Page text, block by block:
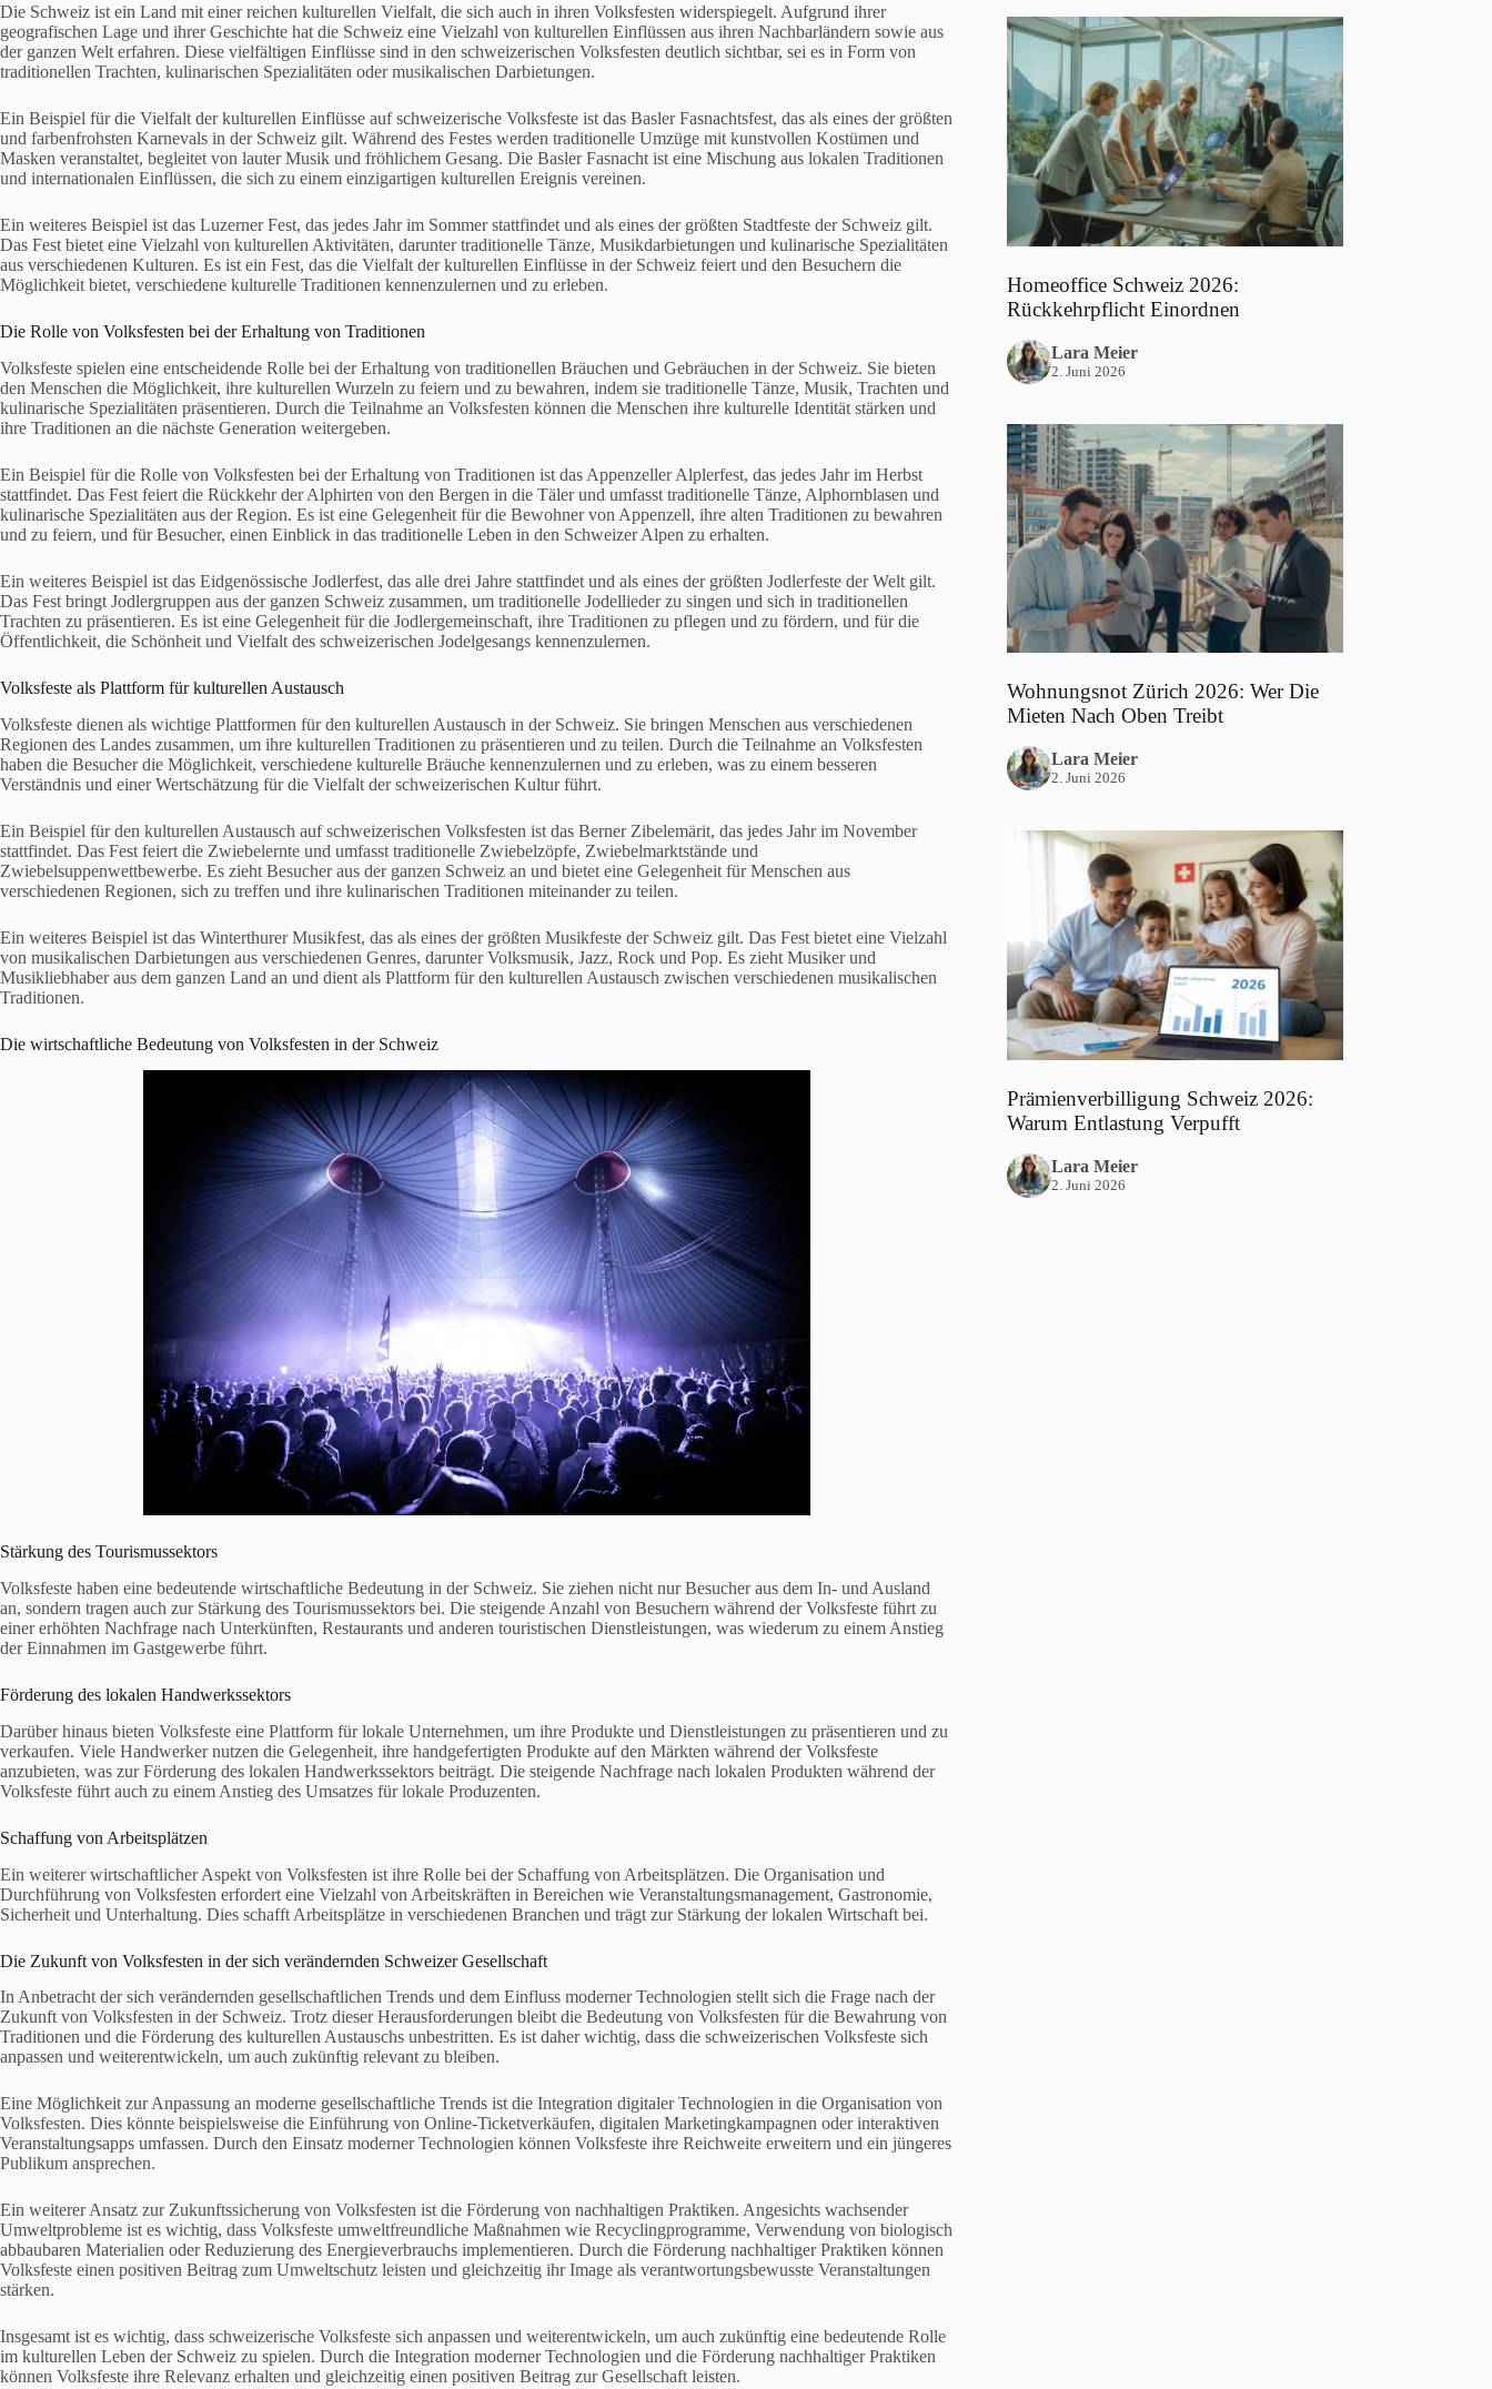
Die Schweiz ist ein Land mit einer reichen kulturellen Vielfalt, die sich auch in ihren Volksfesten widerspiegelt. Aufgrund ihrer
geografischen Lage und ihrer Geschichte hat die Schweiz eine Vielzahl von kulturellen Einflüssen aus ihren Nachbarländern sowie aus
der ganzen Welt erfahren. Diese vielfältigen Einflüsse sind in den schweizerischen Volksfesten deutlich sichtbar, sei es in Form von
traditionellen Trachten, kulinarischen Spezialitäten oder musikalischen Darbietungen.
Ein Beispiel für die Vielfalt der kulturellen Einflüsse auf schweizerische Volksfeste ist das Basler Fasnachtsfest, das als eines der größten
und farbenfrohsten Karnevals in der Schweiz gilt. Während des Festes werden traditionelle Umzüge mit kunstvollen Kostümen und
Masken veranstaltet, begleitet von lauter Musik und fröhlichem Gesang. Die Basler Fasnacht ist eine Mischung aus lokalen Traditionen
und internationalen Einflüssen, die sich zu einem einzigartigen kulturellen Ereignis vereinen.
Ein weiteres Beispiel ist das Luzerner Fest, das jedes Jahr im Sommer stattfindet und als eines der größten Stadtfeste der Schweiz gilt.
Das Fest bietet eine Vielzahl von kulturellen Aktivitäten, darunter traditionelle Tänze, Musikdarbietungen und kulinarische Spezialitäten
aus verschiedenen Kulturen. Es ist ein Fest, das die Vielfalt der kulturellen Einflüsse in der Schweiz feiert und den Besuchern die
Möglichkeit bietet, verschiedene kulturelle Traditionen kennenzulernen und zu erleben.
Die Rolle von Volksfesten bei der Erhaltung von Traditionen
Volksfeste spielen eine entscheidende Rolle bei der Erhaltung von traditionellen Bräuchen und Gebräuchen in der Schweiz. Sie bieten
den Menschen die Möglichkeit, ihre kulturellen Wurzeln zu feiern und zu bewahren, indem sie traditionelle Tänze, Musik, Trachten und
kulinarische Spezialitäten präsentieren. Durch die Teilnahme an Volksfesten können die Menschen ihre kulturelle Identität stärken und
ihre Traditionen an die nächste Generation weitergeben.
Ein Beispiel für die Rolle von Volksfesten bei der Erhaltung von Traditionen ist das Appenzeller Alplerfest, das jedes Jahr im Herbst
stattfindet. Das Fest feiert die Rückkehr der Alphirten von den Bergen in die Täler und umfasst traditionelle Tänze, Alphornblasen und
kulinarische Spezialitäten aus der Region. Es ist eine Gelegenheit für die Bewohner von Appenzell, ihre alten Traditionen zu bewahren
und zu feiern, und für Besucher, einen Einblick in das traditionelle Leben in den Schweizer Alpen zu erhalten.
Ein weiteres Beispiel ist das Eidgenössische Jodlerfest, das alle drei Jahre stattfindet und als eines der größten Jodlerfeste der Welt gilt.
Das Fest bringt Jodlergruppen aus der ganzen Schweiz zusammen, um traditionelle Jodellieder zu singen und sich in traditionellen
Trachten zu präsentieren. Es ist eine Gelegenheit für die Jodlergemeinschaft, ihre Traditionen zu pflegen und zu fördern, und für die
Öffentlichkeit, die Schönheit und Vielfalt des schweizerischen Jodelgesangs kennenzulernen.
Volksfeste als Plattform für kulturellen Austausch
Volksfeste dienen als wichtige Plattformen für den kulturellen Austausch in der Schweiz. Sie bringen Menschen aus verschiedenen
Regionen des Landes zusammen, um ihre kulturellen Traditionen zu präsentieren und zu teilen. Durch die Teilnahme an Volksfesten
haben die Besucher die Möglichkeit, verschiedene kulturelle Bräuche kennenzulernen und zu erleben, was zu einem besseren
Verständnis und einer Wertschätzung für die Vielfalt der schweizerischen Kultur führt.
Ein Beispiel für den kulturellen Austausch auf schweizerischen Volksfesten ist das Berner Zibelemärit, das jedes Jahr im November
stattfindet. Das Fest feiert die Zwiebelernte und umfasst traditionelle Zwiebelzöpfe, Zwiebelmarktstände und
Zwiebelsuppenwettbewerbe. Es zieht Besucher aus der ganzen Schweiz an und bietet eine Gelegenheit für Menschen aus
verschiedenen Regionen, sich zu treffen und ihre kulinarischen Traditionen miteinander zu teilen.
Ein weiteres Beispiel ist das Winterthurer Musikfest, das als eines der größten Musikfeste der Schweiz gilt. Das Fest bietet eine Vielzahl
von musikalischen Darbietungen aus verschiedenen Genres, darunter Volksmusik, Jazz, Rock und Pop. Es zieht Musiker und
Musikliebhaber aus dem ganzen Land an und dient als Plattform für den kulturellen Austausch zwischen verschiedenen musikalischen
Traditionen.
Die wirtschaftliche Bedeutung von Volksfesten in der Schweiz
Stärkung des Tourismussektors
Volksfeste haben eine bedeutende wirtschaftliche Bedeutung in der Schweiz. Sie ziehen nicht nur Besucher aus dem In- und Ausland
an, sondern tragen auch zur Stärkung des Tourismussektors bei. Die steigende Anzahl von Besuchern während der Volksfeste führt zu
einer erhöhten Nachfrage nach Unterkünften, Restaurants und anderen touristischen Dienstleistungen, was wiederum zu einem Anstieg
der Einnahmen im Gastgewerbe führt.
Förderung des lokalen Handwerkssektors
Darüber hinaus bieten Volksfeste eine Plattform für lokale Unternehmen, um ihre Produkte und Dienstleistungen zu präsentieren und zu
verkaufen. Viele Handwerker nutzen die Gelegenheit, ihre handgefertigten Produkte auf den Märkten während der Volksfeste
anzubieten, was zur Förderung des lokalen Handwerkssektors beiträgt. Die steigende Nachfrage nach lokalen Produkten während der
Volksfeste führt auch zu einem Anstieg des Umsatzes für lokale Produzenten.
Schaffung von Arbeitsplätzen
Ein weiterer wirtschaftlicher Aspekt von Volksfesten ist ihre Rolle bei der Schaffung von Arbeitsplätzen. Die Organisation und
Durchführung von Volksfesten erfordert eine Vielzahl von Arbeitskräften in Bereichen wie Veranstaltungsmanagement, Gastronomie,
Sicherheit und Unterhaltung. Dies schafft Arbeitsplätze in verschiedenen Branchen und trägt zur Stärkung der lokalen Wirtschaft bei.
Die Zukunft von Volksfesten in der sich verändernden Schweizer Gesellschaft
In Anbetracht der sich verändernden gesellschaftlichen Trends und dem Einfluss moderner Technologien stellt sich die Frage nach der
Zukunft von Volksfesten in der Schweiz. Trotz dieser Herausforderungen bleibt die Bedeutung von Volksfesten für die Bewahrung von
Traditionen und die Förderung des kulturellen Austauschs unbestritten. Es ist daher wichtig, dass die schweizerischen Volksfeste sich
anpassen und weiterentwickeln, um auch zukünftig relevant zu bleiben.
Eine Möglichkeit zur Anpassung an moderne gesellschaftliche Trends ist die Integration digitaler Technologien in die Organisation von
Volksfesten. Dies könnte beispielsweise die Einführung von Online-Ticketverkäufen, digitalen Marketingkampagnen oder interaktiven
Veranstaltungsapps umfassen. Durch den Einsatz moderner Technologien können Volksfeste ihre Reichweite erweitern und ein jüngeres
Publikum ansprechen.
Ein weiterer Ansatz zur Zukunftssicherung von Volksfesten ist die Förderung von nachhaltigen Praktiken. Angesichts wachsender
Umweltprobleme ist es wichtig, dass Volksfeste umweltfreundliche Maßnahmen wie Recyclingprogramme, Verwendung von biologisch
abbaubaren Materialien oder Reduzierung des Energieverbrauchs implementieren. Durch die Förderung nachhaltiger Praktiken können
Volksfeste einen positiven Beitrag zum Umweltschutz leisten und gleichzeitig ihr Image als verantwortungsbewusste Veranstaltungen
stärken.
Insgesamt ist es wichtig, dass schweizerische Volksfeste sich anpassen und weiterentwickeln, um auch zukünftig eine bedeutende Rolle
im kulturellen Leben der Schweiz zu spielen. Durch die Integration moderner Technologien und die Förderung nachhaltiger Praktiken
können Volksfeste ihre Relevanz erhalten und gleichzeitig einen positiven Beitrag zur Gesellschaft leisten.
Homeoffice Schweiz 2026:
Rückkehrpflicht Einordnen
Lara Meier
2. Juni 2026
Wohnungsnot Zürich 2026: Wer Die
Mieten Nach Oben Treibt
Lara Meier
2. Juni 2026
Prämienverbilligung Schweiz 2026:
Warum Entlastung Verpufft
Lara Meier
2. Juni 2026